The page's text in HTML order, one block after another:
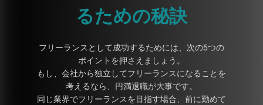
るための秘訣
フリーランスとして成功するためには、次の5つの
ポイントを押さえましょう。
もし、会社から独立してフリーランスになることを
考えるなら、円満退職が大事です。
同じ業界でフリーランスを目指す場合、前に勤めて